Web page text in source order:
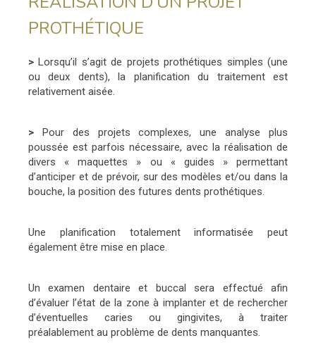
PROTHÉTIQUE
>Lorsqu’il s’agit de projets prothétiques simples (une
ou deux dents), la planification du traitement est
relativement aisée.
> Pour des projets complexes, une analyse plus
poussée est parfois nécessaire, avec la réalisation de
divers « maquettes » ou « guides » permettant
d’anticiper et de prévoir, sur des modèles et/ou dans la
bouche, la position des futures dents prothétiques.
Une planification totalement informatisée peut
également être mise en place.
Un examen dentaire et buccal sera effectué afin
d’évaluer l’état de la zone à implanter et de rechercher
d’éventuelles caries ou gingivites, à traiter
préalablement au problème de dents manquantes.